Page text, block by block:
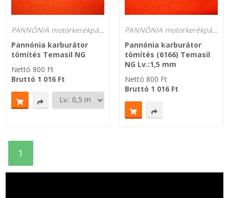
O-GYŰRŰ
PANNÓNIA motorkerékpár tömítések
Pannónia karburátor
tömítés Temasil NG
Nettó 800 Ft
Bruttó 1 016 Ft
PANNÓNIA motorkerékpár tömítések
Pannónia karburátor
tömítés (6166) Temasil
NG Lv.:1,5 mm
Nettó 800 Ft
Bruttó 1 016Ft
1